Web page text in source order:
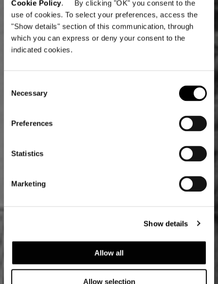
Cookie Policy. By clicking "OK" you consent to the
use of cookies. To select your preferences, access the
"Show details" section of this communication, through
which you can express or deny your consent to the
indicated cookies.
Selection
Necessary
Preferences
Statistics
Marketing
Show details
Allow all
Allow selection